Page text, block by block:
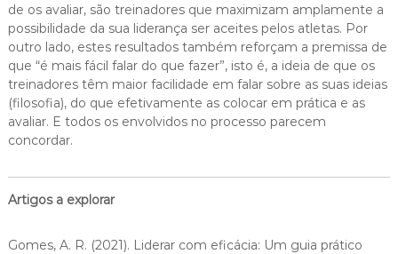
de os avaliar, são treinadores que maximizam amplamente a
possibilidade da sua liderança ser aceites pelos atletas. Por
outro lado, estes resultados também reforçam a premissa de
que “é mais fácil falar do que fazer”, isto é, a ideia de que os
treinadores têm maior facilidade em falar sobre as suas ideias
(filosofia), do que efetivamente as colocar em prática e as
avaliar. E todos os envolvidos no processo parecem
concordar.
Artigos a explorar
Gomes, A. R. (2021). Liderar com eficácia: Um guia prático